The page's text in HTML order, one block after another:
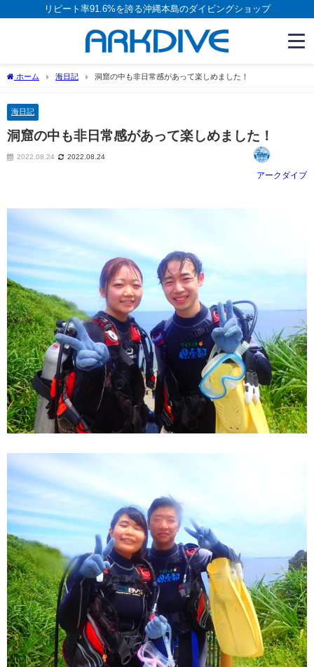
リピート率91.6%を誇る沖縄本島のダイビングショップ
ホーム 海日記 洞窟の中も非日常感があって楽しめました！
海日記
洞窟の中も非日常感があって楽しめました！
2022.08.24 2022.08.24
アークダイブ